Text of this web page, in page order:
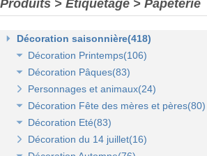
Produits > Etiquetage > Papeterie
Décoration saisonnière(418)
Décoration Printemps(106)
Décoration vitrine de printemps(18)
Arbres et plantes printemps-été(20)
Bouquets fleurs et fruits(43)
Mini-maisons et jardins(19)
Pelouses mousses et végétaux(18)
Décoration Pâques(83)
Décoration vitrine de Pâques(14)
Décors de Pâques : les animaux(13)
Décors Pâques : Les Oeufs de
Décor naturel et floral de Pâques(41)
Personnages et animaux(24)
Décoration Fête des mères et pères(80)
Décor vitrine de fête des mères et
Décors Fête des mères et pères(63)
Décoration Eté(83)
Décoration vitrine d'été(23)
Décoration du 14 juillet(16)